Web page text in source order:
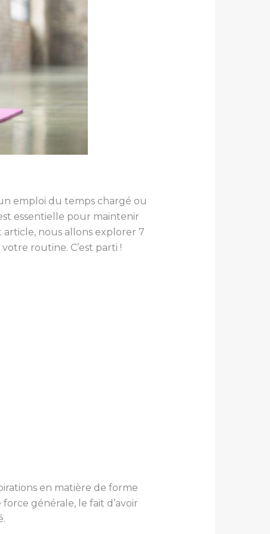
emploi du temps chargé ou
essentielle pour maintenir
article, nous allons explorer 7
routine. C’est parti !
en matière de forme
générale, le fait d’avoir